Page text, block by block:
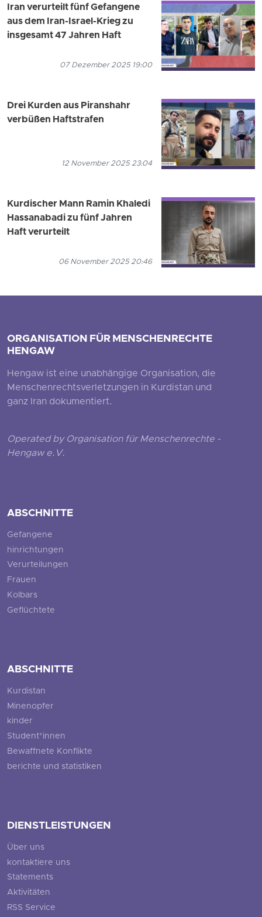
Iran verurteilt fünf Gefangene
aus dem Iran-Israel-Krieg zu
insgesamt 47 Jahren Haft
07 Dezember 2025 19:00
Drei Kurden aus Piranshahr
verbüßen Haftstrafen
12 November 2025 23:04
Kurdischer Mann Ramin Khaledi
Hassanabadi zu fünf Jahren
Haft verurteilt
06 November 2025 20:46
ORGANISATION FÜR MENSCHENRECHTE
HENGAW
Hengaw ist eine unabhängige Organisation, die
Menschenrechtsverletzungen in Kurdistan und
ganz Iran dokumentiert.
Operated by Organisation für Menschenrechte -
Hengaw e.V.
ABSCHNITTE
Gefangene
hinrichtungen
Verurteilungen
Frauen
Kolbars
Geflüchtete
ABSCHNITTE
Kurdistan
Minenopfer
kinder
Student*innen
Bewaffnete Konflikte
berichte und statistiken
DIENSTLEISTUNGEN
Über uns
kontaktiere uns
Statements
Aktivitäten
RSS Service